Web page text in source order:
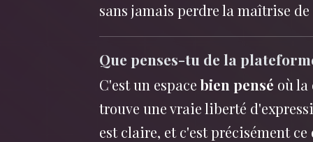
sans jamais perdre la maîtrise
Que penses-tu de la
C'est un espace bien pensé où la
trouve une vraie liberté
est claire, et c'est précisément ce